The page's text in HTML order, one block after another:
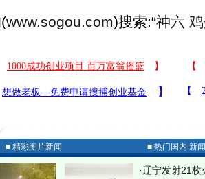
www.sogou.com)搜索:“神六
■ 精彩图片新闻 ■ 热门国内 新
·辽宁发射21枚